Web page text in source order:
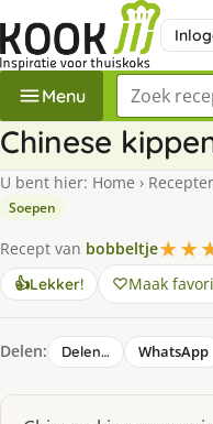
Menu Zoek een
Chinese
U bent hier: Home ›
Soepen
Recept van bobbeltje
👍Lekker! Maak
Delen: Delen… WhatsApp